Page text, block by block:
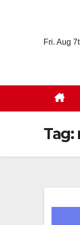
Fri. Aug
Tag: